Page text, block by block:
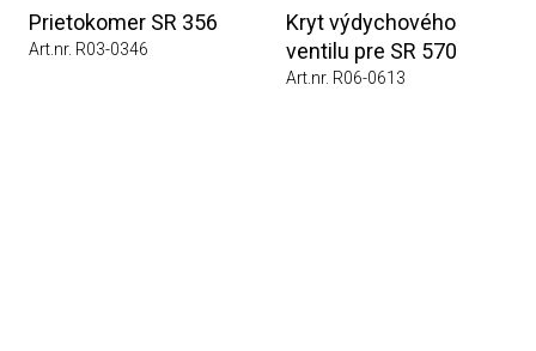
Prietokomer SR 356
Art.nr. R03-0346
Kryt výdychového
ventilu pre SR 570
Art.nr. R06-0613